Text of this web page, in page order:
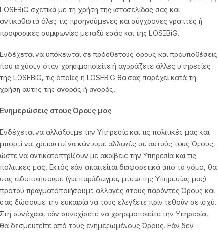
LOSEBiG σχετικά με τη χρήση της ιστοσελίδας σας και
αντικαθιστά όλες τις προηγούμενες και σύγχρονες γραπτές ή
προφορικές συμφωνίες μεταξύ εσάς και της LOSEBiG.
Ενδέχεται να υπόκεινται σε πρόσθετους όρους και προϋποθέσεις
που ισχύουν όταν χρησιμοποιείτε ή αγοράζετε άλλες υπηρεσίες
της LOSEBiG, τις οποίες η LOSEBiG θα σας παρέχει κατά τη
χρήση αυτής της αγοράς ή αγοράς.
Ενημερώσεις στους Όρους μας
Ενδέχεται να αλλάξουμε την Υπηρεσία και τις πολιτικές μας και
μπορεί να χρειαστεί να κάνουμε αλλαγές σε αυτούς τους Όρους,
ώστε να αντικατοπτρίζουν με ακρίβεια την Υπηρεσία και τις
πολιτικές μας. Εκτός εάν απαιτείται διαφορετικά από το νόμο, θα
σας ειδοποιήσουμε (για παράδειγμα, μέσω της Υπηρεσίας μας)
προτού πραγματοποιήσουμε αλλαγές στους παρόντες Όρους και
σας δώσουμε την ευκαιρία να τους ελέγξετε πριν τεθούν σε ισχύ.
Στη συνέχεια, εάν συνεχίσετε να χρησιμοποιείτε την Υπηρεσία,
θα δεσμευτείτε από τους ενημερωμένους Όρους. Εάν δεν